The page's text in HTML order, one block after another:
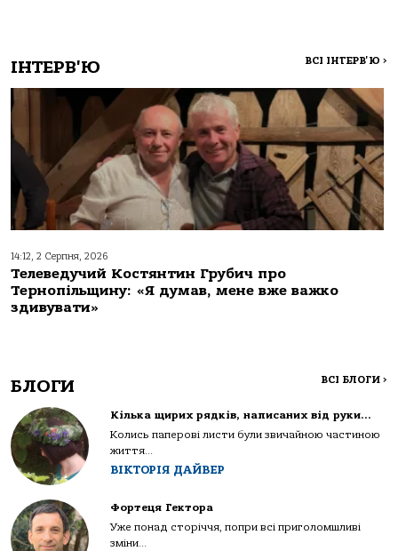
ІНТЕРВ'Ю ВСІ ІНТЕРВ'Ю >
14:12, 2 Серпня, 2026
Телеведучий Костянтин Грубич про
Тернопільщину: «Я думав, мене вже важко
здивувати»
БЛОГИ ВСІ БЛОГИ >
Кілька щирих рядків, написаних від руки…
Колись паперові листи були звичайною частиною
життя...
ВІКТОРІЯ ДАЙВЕР
Фортеця Гектора
Уже понад сторіччя, попри всі приголомшливі
зміни...